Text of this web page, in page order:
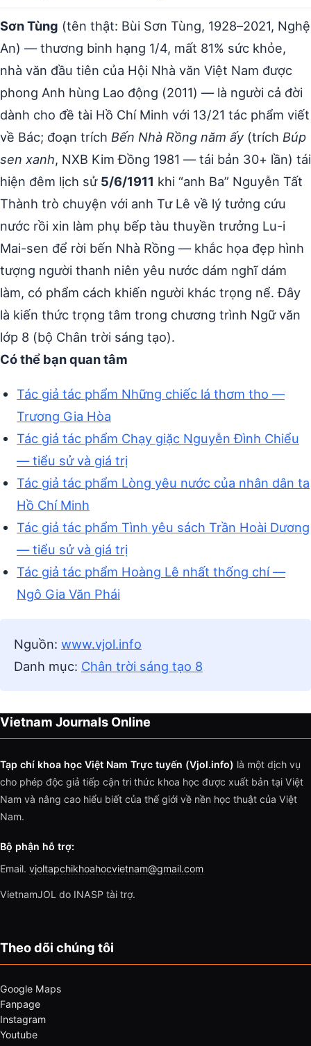
Sơn Tùng (tên thật: Bùi Sơn Tùng, 1928–2021, Nghệ
An) — thương binh hạng 1/4, mất 81% sức khỏe,
nhà văn đầu tiên của Hội Nhà văn Việt Nam được
phong Anh hùng Lao động (2011) — là người cả đời
dành cho đề tài Hồ Chí Minh với 13/21 tác phẩm viết
về Bác; đoạn trích Bến Nhà Rồng năm ấy(trích Búp
sen xanh, NXB Kim Đồng 1981 — tái bản 30+ lần) tái
hiện đêm lịch sử 5/6/1911 khi “anh Ba” Nguyễn Tất
Thành trò chuyện với anh Tư Lê về lý tưởng cứu
nước rồi xin làm phụ bếp tàu thuyền trưởng Lu-i
Mai-sen để rời bến Nhà Rồng — khắc họa đẹp hình
tượng người thanh niên yêu nước dám nghĩ dám
làm, có phẩm cách khiến người khác trọng nể. Đây
là kiến thức trọng tâm trong chương trình Ngữ văn
lớp 8 (bộ Chân trời sáng tạo).
Có thể bạn quan tâm
Tác giả tác phẩm Những chiếc lá thơm tho —
Trương Gia Hòa
Tác giả tác phẩm Chạy giặc Nguyễn Đình Chiểu
— tiểu sử và giá trị
Tác giả tác phẩm Lòng yêu nước của nhân dân ta
Hồ Chí Minh
Tác giả tác phẩm Tình yêu sách Trần Hoài Dương
— tiểu sử và giá trị
Tác giả tác phẩm Hoàng Lê nhất thống chí —
Ngô Gia Văn Phái
Nguồn: www.vjol.info
Danh mục: Chân trời sáng tạo 8
Vietnam Journals Online
Tạp chí khoa học Việt Nam Trực tuyến (Vjol.info) là một dịch vụ
cho phép độc giả tiếp cận tri thức khoa học được xuất bản tại Việt
Nam và nâng cao hiểu biết của thế giới về nền học thuật của Việt
Nam.
Bộ phận hỗ trợ:
Email. vjoltapchikhoahocvietnam@gmail.com
VietnamJOL do INASP tài trợ.
Theo dõi chúng tôi
Google Maps
Fanpage
Instagram
Youtube